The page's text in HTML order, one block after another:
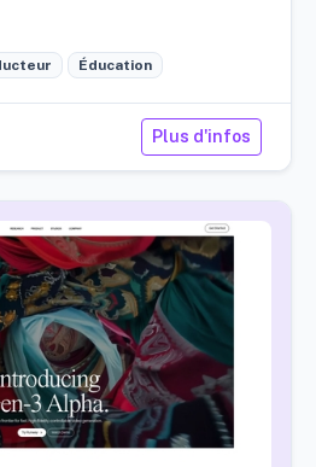
Éducation
Plus d'infos